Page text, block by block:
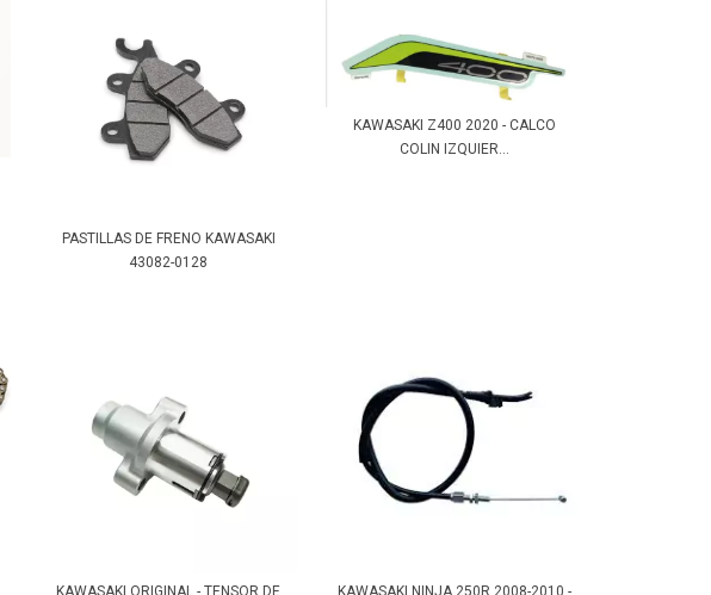
PASTILLAS DE FRENO KAWASAKI
43082-0128
KAWASAKI Z400 2020 - CALCO
COLIN IZQUIER...